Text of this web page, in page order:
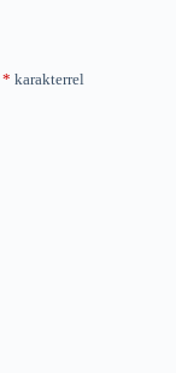
* karakterrel